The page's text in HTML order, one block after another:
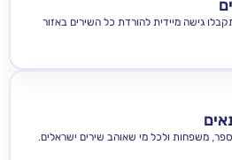
להורדת כל השירים באזור
מי שאוהב שירים ישראלים.